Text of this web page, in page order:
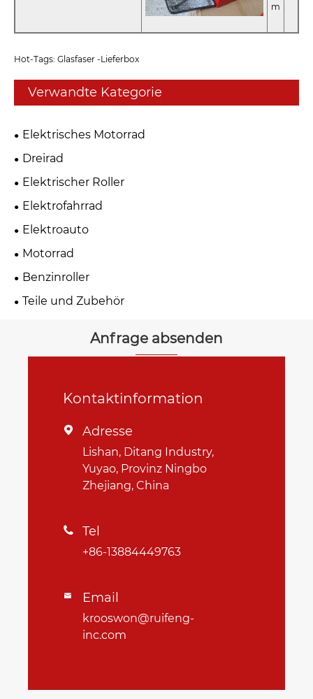
m
Hot-Tags: Glasfaser -Lieferbox
Verwandte Kategorie
Elektrisches Motorrad
Dreirad
Elektrischer Roller
Elektrofahrrad
Elektroauto
Motorrad
Benzinroller
Teile und Zubehör
Anfrage absenden
Kontaktinformation
 Adresse
Lishan, Ditang Industry,
Yuyao, Provinz Ningbo
Zhejiang, China
 Tel
+86-13884449763
 Email
krooswon@ruifeng-
inc.com